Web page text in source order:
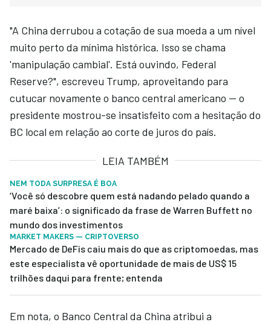
"A China derrubou a cotação de sua moeda a um nível
muito perto da mínima histórica. Isso se chama
'manipulação cambial'. Está ouvindo, Federal
Reserve?", escreveu Trump, aproveitando para
cutucar novamente o banco central americano — o
presidente mostrou-se insatisfeito com a hesitação do
BC local em relação ao corte de juros do país.
LEIA TAMBÉM
NEM TODA SURPRESA É BOA
‘Você só descobre quem está nadando pelado quando a
maré baixa’: o significado da frase de Warren Buffett no
mundo dos investimentos
MARKET MAKERS — CRIPTOVERSO
Mercado de DeFis caiu mais do que as criptomoedas, mas
este especialista vê oportunidade de mais de US$ 15
trilhões daqui para frente; entenda
Em nota, o Banco Central da China atribui a